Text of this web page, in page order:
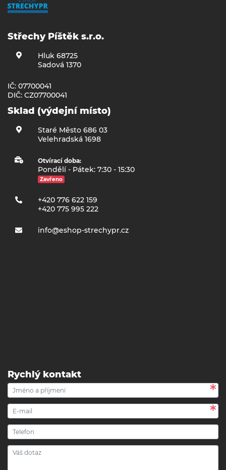
Střechy Píštěk s.r.o.
Hluk 68725
Sadová 1370
IČ: 07700041
DIČ: CZ07700041
Sklad (výdejní místo)
Staré Město 686 03
Velehradská 1698
Otvírací doba:
Pondělí - Pátek: 7:30 - 15:30
Zavřeno
+420 776 622 159
+420 775 995 222
info@eshop-strechypr.cz
Rychlý kontakt